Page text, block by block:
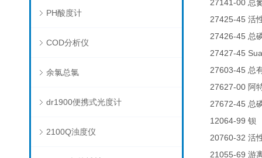
PH酸度计
COD分析仪
余氯总氯
dr1900便携式光度计
2100Q浊度仪
27141-00 总
27425-45 活
27426-45 总
27427-45
27603-45 总
27627-00 阿
27672-45 总
12064-99 钡
20760-32 活
21055-69 游